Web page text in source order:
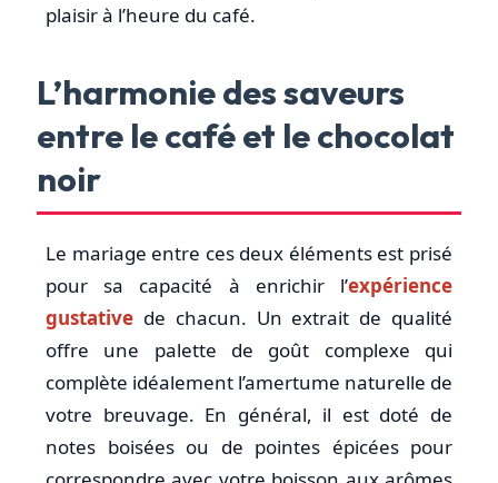
plaisir à l’heure du café.
L’harmonie des saveurs
entre le café et le chocolat
noir
Le mariage entre ces deux éléments est prisé
pour sa capacité à enrichir l’expérience
gustative de chacun. Un extrait de qualité
offre une palette de goût complexe qui
complète idéalement l’amertume naturelle de
votre breuvage. En général, il est doté de
notes boisées ou de pointes épicées pour